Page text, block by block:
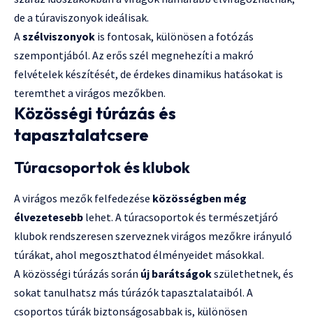
de a túraviszonyok ideálisak.
Aszélviszonyok is fontosak, különösen a fotózás
szempontjából. Az erős szél megnehezíti a makró
felvételek készítését, de érdekes dinamikus hatásokat is
teremthet a virágos mezőkben.
Közösségi túrázás és
tapasztalatcsere
Túracsoportok és klubok
A virágos mezők felfedezése közösségben még
élvezetesebb lehet. A túracsoportok és természetjáró
klubok rendszeresen szerveznek virágos mezőkre irányuló
túrákat, ahol megoszthatod élményeidet másokkal.
A közösségi túrázás során új barátságokszülethetnek, és
sokat tanulhatsz más túrázók tapasztalataiból. A
csoportos túrák biztonságosabbak is, különösen